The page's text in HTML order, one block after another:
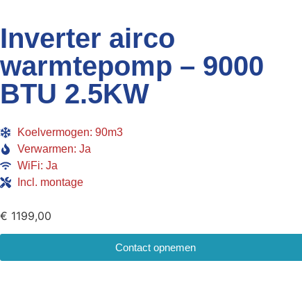
Inverter airco
warmtepomp – 9000
BTU 2.5KW
Koelvermogen: 90m3
Verwarmen: Ja
WiFi: Ja
Incl. montage
€ 1199,00
Contact opnemen